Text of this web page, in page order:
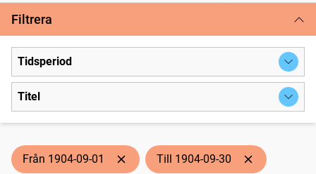
Filtrera
Tidsperiod
Titel
Från 1904-09-01 Till 1904-09-30